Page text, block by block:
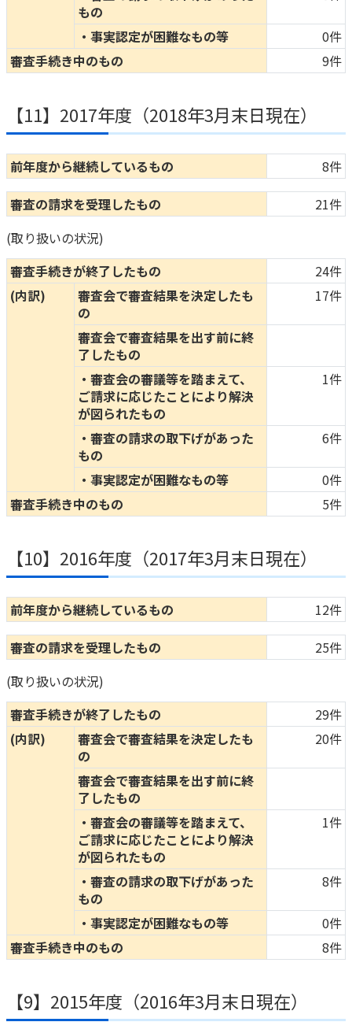
もの
・事実認定が困難なもの等
0件
審査手続き中のもの
9件
【11】2017年度（2018年3月末日現在）
前年度から継続しているもの
8件
審査の請求を受理したもの
21件
(取り扱いの状況)
審査手続きが終了したもの
24件
(内訳)
審査会で審査結果を決定したも
の
17件
審査会で審査結果を出す前に終
了したもの
・審査会の審議等を踏まえて、
ご請求に応じたことにより解決
が図られたもの
1件
・審査の請求の取下げがあった
もの
6件
・事実認定が困難なもの等
0件
審査手続き中のもの
5件
【10】2016年度（2017年3月末日現在）
前年度から継続しているもの
12件
審査の請求を受理したもの
25件
(取り扱いの状況)
審査手続きが終了したもの
29件
(内訳)
審査会で審査結果を決定したも
の
20件
審査会で審査結果を出す前に終
了したもの
・審査会の審議等を踏まえて、
ご請求に応じたことにより解決
が図られたもの
1件
・審査の請求の取下げがあった
もの
8件
・事実認定が困難なもの等
0件
審査手続き中のもの
8件
【9】2015年度（2016年3月末日現在）